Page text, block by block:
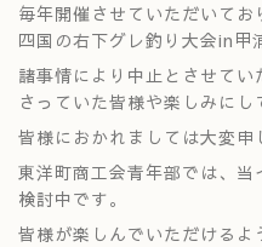
毎年開催させていただいてお
四国の右下グレ釣り大会in甲
諸事情により中止とさせて
さっていた皆様や楽しみにし
皆様におかれましては大変申
東洋町商工会青年部では、
検討中です。
皆様が楽しんでいただける